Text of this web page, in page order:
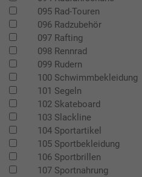
095 Rad-Touren
096 Radzubehör
097 Rafting
098 Rennrad
099 Rudern
100 Schwimmbekleidung
101 Segeln
102 Skateboard
103 Slackline
104 Sportartikel
105 Sportbekleidung
106 Sportbrillen
107 Sportnahrung